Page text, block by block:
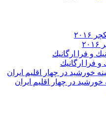
فرا ارگانيك
در چهار اقلیم ایران